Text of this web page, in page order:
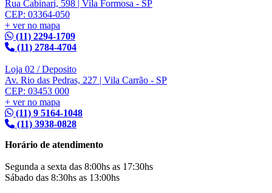
Rua Cabinari, 598 | Vila Formosa - SP
CEP: 03364-050
+ ver no mapa
(11) 2294-1709
(11) 2784-4704
Loja 02 / Deposito
Av. Rio das Pedras, 227 | Vila Carrão - SP
CEP: 03453 000
+ ver no mapa
(11) 9 5164-1048
(11) 3938-0828
Horário de atendimento
Segunda a sexta das 8:00hs as 17:30hs
Sábado das 8:30hs as 13:00hs